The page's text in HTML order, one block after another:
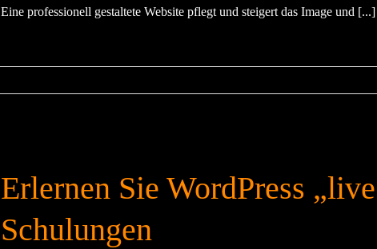
Eine professionell gestaltete Website pflegt und steigert das Image und [...]
Erlernen Sie WordPress
Schulungen